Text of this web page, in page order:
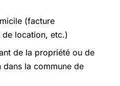
(facture
de location, etc.)
de la propriété ou de
dans la commune de